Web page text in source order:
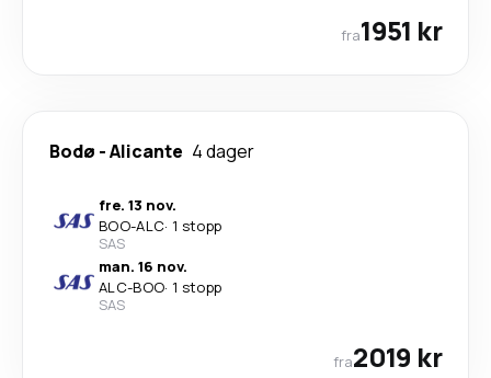
fra1951 kr
Bodø -Alicante 4 dager
fre. 13 nov.
BOO-ALC· 1 stopp
SAS
man. 16 nov.
ALC-BOO· 1 stopp
SAS
fra2019 kr